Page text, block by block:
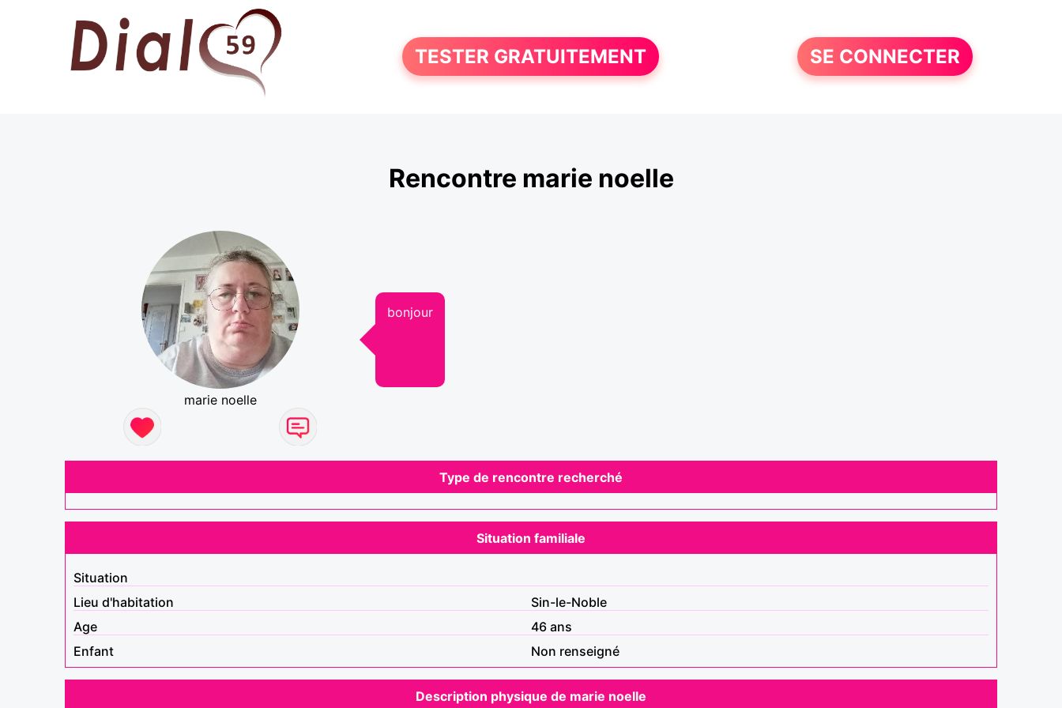
TESTER GRATUITEMENT SE CONNECTER
Rencontre marie noelle
marie noelle
bonjour
Type de rencontre recherché
Situation familiale
Situation
Lieu d'habitation
Sin-le-Noble
Age
46 ans
Enfant
Non renseigné
Description physique de marie noelle